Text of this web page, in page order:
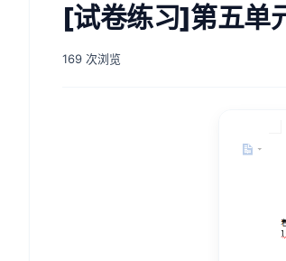
[试卷练习]第五单
169 次浏览